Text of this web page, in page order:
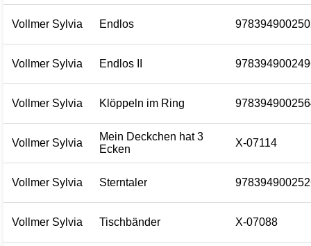
Vollmer Sylvia Endlos
Vollmer Sylvia Endlos II
Vollmer Sylvia Klöppeln im Ring
Vollmer Sylvia
Mein Deckchen hat 3
Ecken
X-07114
Vollmer Sylvia Sterntaler
Vollmer Sylvia Tischbänder X-07088